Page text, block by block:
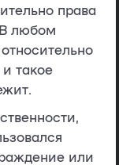
права
любом
такое
или